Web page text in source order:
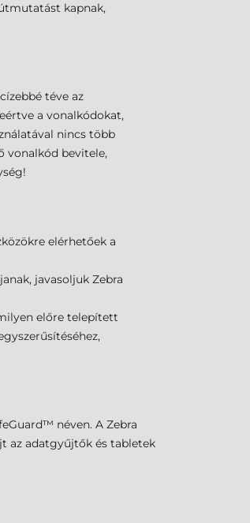
kapnak,
téve az
a vonalkódokat,
nincs több
vonalkód bevitele,
elérhetőek a
javasoljuk Zebra
előre telepített
néven. A Zebra
az adatgyűjtők és tabletek